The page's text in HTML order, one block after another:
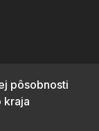
pôsobnosti
kraja